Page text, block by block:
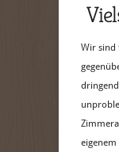
Wir sind